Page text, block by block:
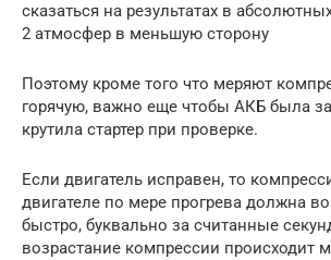
сказаться на результатах в
2 атмосфер в меньшую сторону
Поэтому кроме того что меряют
горячую, важно еще чтобы АКБ была
крутила стартер при проверке.
Если двигатель исправен, то
двигателе по мере прогрева должна
быстро, буквально за считанные
возрастание компрессии происходит